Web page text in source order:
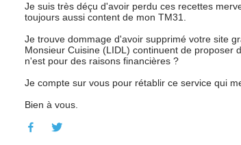
Je suis très déçu d'avoir perdu ces recettes
toujours aussi content de mon TM31.
Je trouve dommage d'avoir supprimé votre site
Monsieur Cuisine (LIDL) continuent de proposer
n'est pour des raisons financières ?
Je compte sur vous pour rétablir ce service qui
Bien à vous.